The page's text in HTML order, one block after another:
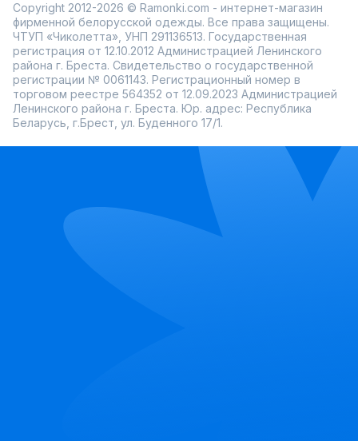
Copyright 2012-2026 © Ramonki.com - интернет-магазин
фирменной белорусской одежды. Все права защищены.
ЧТУП «Чиколетта», УНП 291136513. Государственная
регистрация от 12.10.2012 Администрацией Ленинского
района г. Бреста. Свидетельство о государственной
регистрации № 0061143. Регистрационный номер в
торговом реестре 564352 от 12.09.2023 Администрацией
Ленинского района г. Бреста. Юр. адрес: Республика
Беларусь, г.Брест, ул. Буденного 17/1.